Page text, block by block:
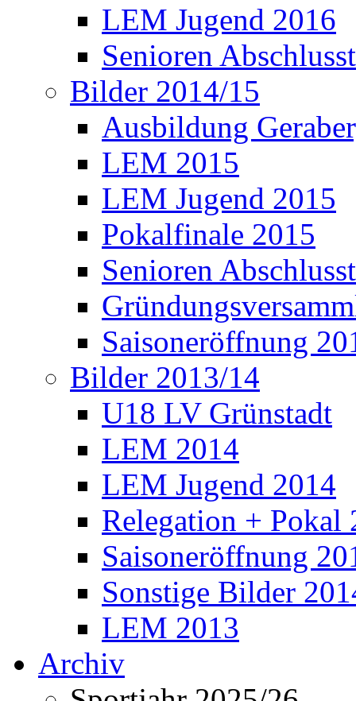
LEM Jugend 2016
Senioren
Bilder 2014/15
Ausbildung
LEM 2015
LEM Jugend 2015
Pokalfinale 2015
Senioren
Saisoneröffnung
Bilder 2013/14
U18 LV Grünstadt
LEM 2014
LEM Jugend 2014
Relegation + Pokal
Saisoneröffnung
Sonstige Bilder
LEM 2013
Archiv